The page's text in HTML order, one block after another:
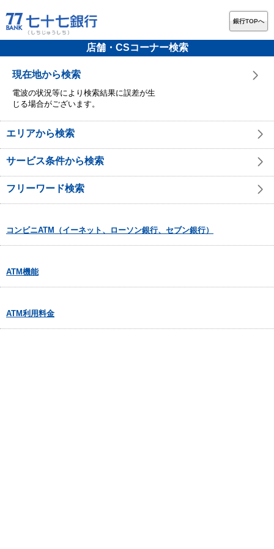
銀行TOPへ
店舗・CSコーナー検索
現在地から検索
電波の状況等により検索結果に誤差が生
じる場合がございます。
エリアから検索
サービス条件から検索
フリーワード検索
コンビニATM（イーネット、ローソン銀行、セブン銀行）
ATM機能
ATM利用料金